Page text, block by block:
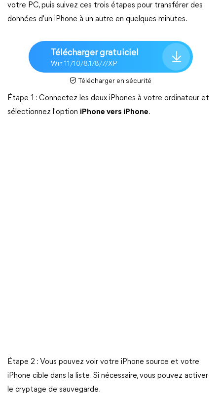
votre PC, puis suivez ces trois étapes pour transférer des
données d'un iPhone à un autre en quelques minutes.
Télécharger gratuiciel
Win 11/10/8.1/8/7/XP
Télécharger en sécurité
Étape 1 : Connectez les deux iPhones à votre ordinateur et
sélectionnez l'option iPhone vers iPhone.
Étape 2 : Vous pouvez voir votre iPhone source et votre
iPhone cible dans la liste. Si nécessaire, vous pouvez activer
le cryptage de sauvegarde.